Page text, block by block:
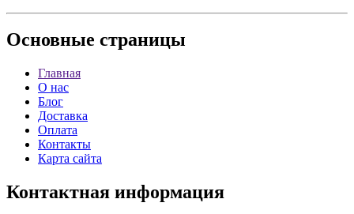
Основные страницы
Главная
О нас
Блог
Доставка
Оплата
Контакты
Карта сайта
Контактная информация